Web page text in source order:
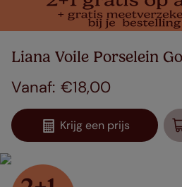
Liana Voile Porselein
€18,00
Krijg een prijs